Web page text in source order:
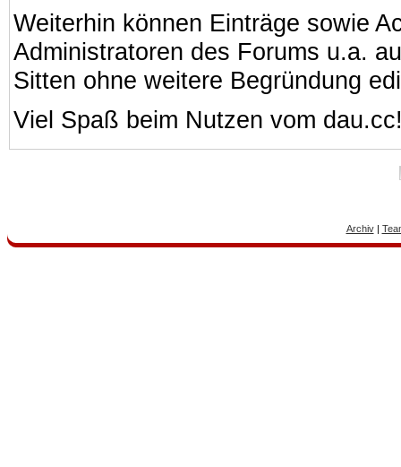
Weiterhin können Einträge sowie
Administratoren des Forums u.a.
Sitten ohne weitere Begründung
Viel Spaß beim Nutzen vom
Archiv|